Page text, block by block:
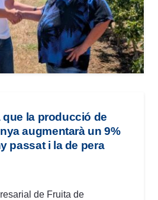
la producció de
augmentarà un 9%
passat i la de pera
de Fruita de